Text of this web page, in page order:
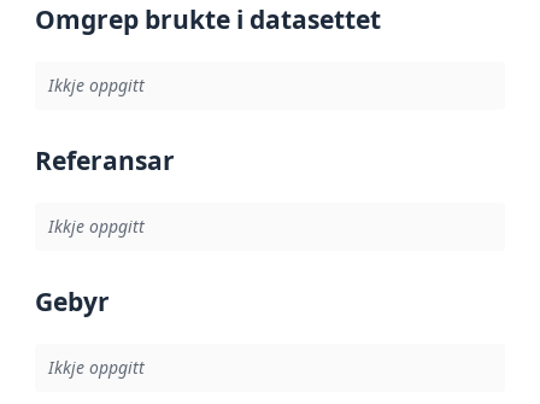
Omgrep brukte i datasettet
Ikkje oppgitt
Referansar
Ikkje oppgitt
Gebyr
Ikkje oppgitt